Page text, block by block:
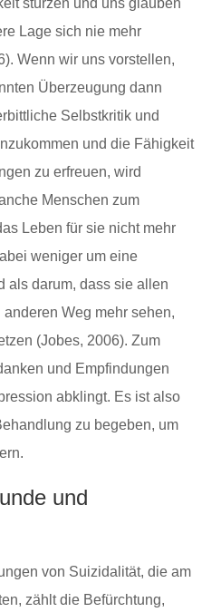
Lage sich nie mehr
Wenn wir uns vorstellen,
Überzeugung dann
Selbstkritik und
und die Fähigkeit
zu erfreuen, wird
Menschen zum
Leben für sie nicht mehr
weniger um eine
als darum, dass sie allen
Weg mehr sehen,
(Jobes, 2006). Zum
und Empfindungen
abklingt. Es ist also
zu begeben, um
und
von Suizidalität, die am
zählt die Befürchtung,